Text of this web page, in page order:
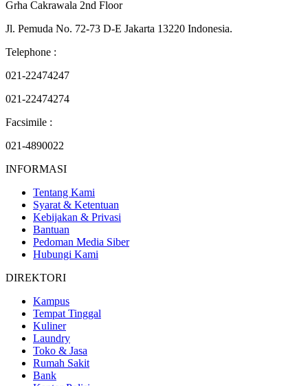
Grha Cakrawala 2nd Floor
Jl. Pemuda No. 72-73 D-E Jakarta 13220 Indonesia.
Telephone :
021-22474247
021-22474274
Facsimile :
021-4890022
INFORMASI
Tentang Kami
Syarat & Ketentuan
Kebijakan & Privasi
Bantuan
Pedoman Media Siber
Hubungi Kami
DIREKTORI
Kampus
Tempat Tinggal
Kuliner
Laundry
Toko & Jasa
Rumah Sakit
Bank